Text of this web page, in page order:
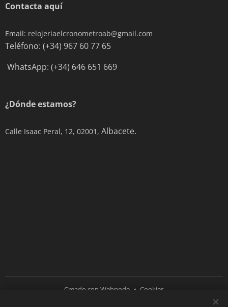
Contacta aquí
Email: relojeriaelcronometroab@gmail.com
Teléfono: (+34) 967 60 77 65
WhatsApp: (+34) 646 651 669
¿Dónde estamos?
Calle Isaac Peral, 12, 02001, Albacete.
Creado con Webnode Cookies